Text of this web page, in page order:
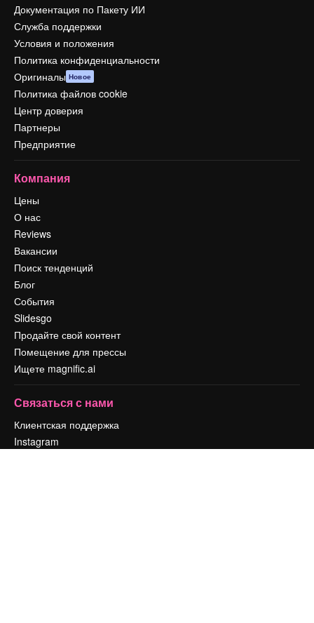
Документация по Пакету ИИ
Служба поддержки
Условия и положения
Политика конфиденциальности
Оригиналы Новое
Политика файлов cookie
Центр доверия
Партнеры
Предприятие
Компания
Цены
О нас
Reviews
Вакансии
Поиск тенденций
Блог
События
Slidesgo
Продайте свой контент
Помещение для прессы
Ищете magnific.ai
Связаться с нами
Клиентская поддержка
Instagram